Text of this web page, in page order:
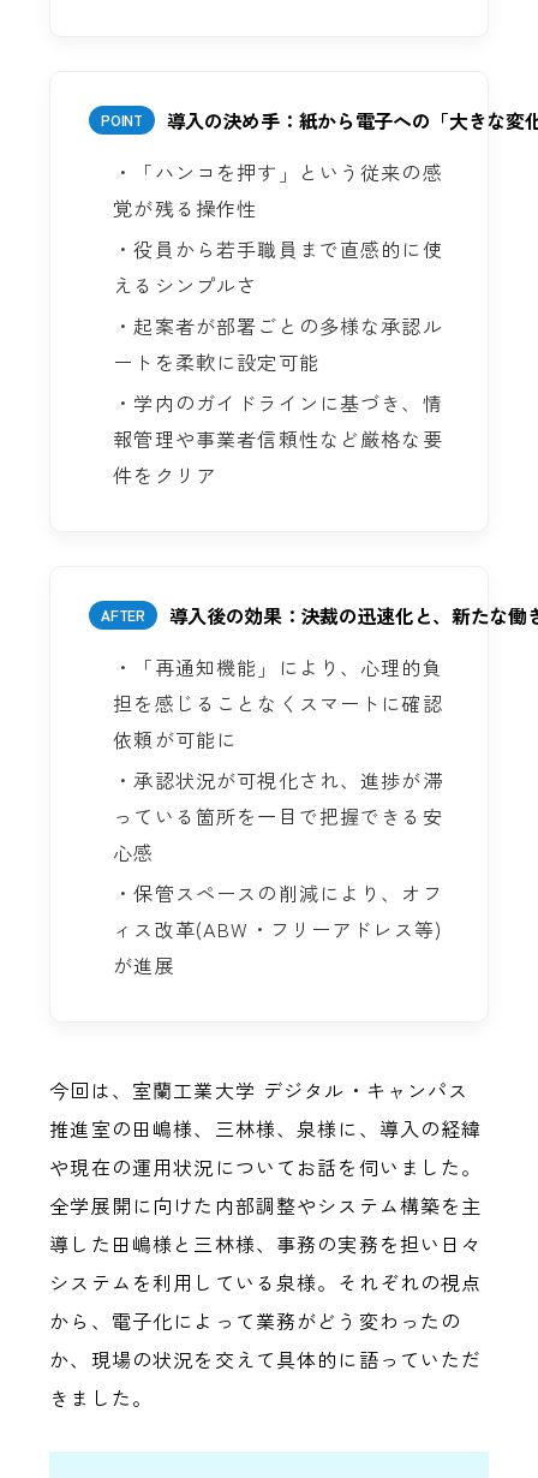
POINT
導入の決め手：紙から電子への「大きな変
・「ハンコを押す」という従来の感
覚が残る操作性
・役員から若手職員まで直感的に使
えるシンプルさ
・起案者が部署ごとの多様な承認ル
ートを柔軟に設定可能
・学内のガイドラインに基づき、情
報管理や事業者信頼性など厳格な要
件をクリア
AFTER
導入後の効果：決裁の迅速化と、新たな働
・「再通知機能」により、心理的負
担を感じることなくスマートに確認
依頼が可能に
・承認状況が可視化され、進捗が滞
っている箇所を一目で把握できる安
心感
・保管スペースの削減により、オフ
ィス改革(ABW・フリーアドレス等)
が進展
今回は、室蘭工業大学 デジタル・キャンパス
推進室の田嶋様、三林様、泉様に、導入の経緯
や現在の運用状況についてお話を伺いました。
全学展開に向けた内部調整やシステム構築を主
導した田嶋様と三林様、事務の実務を担い日々
システムを利用している泉様。それぞれの視点
から、電子化によって業務がどう変わったの
か、現場の状況を交えて具体的に語っていただ
きました。